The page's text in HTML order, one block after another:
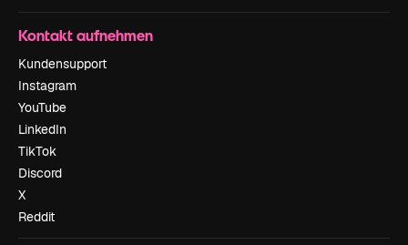
Kontakt aufnehmen
Kundensupport
Instagram
YouTube
LinkedIn
TikTok
Discord
X
Reddit